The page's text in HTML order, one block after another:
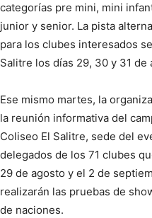
categorías pre mini, mini
junior y senior. La pista
para los clubes interesados
Salitre los días 29, 30 y 31 de
Ese mismo martes, la
la reunión informativa del
Coliseo El Salitre, sede del
delegados de los 71 clubes
29 de agosto y el 2 de
realizarán las pruebas de
de naciones.